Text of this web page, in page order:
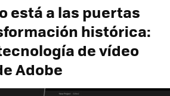
está a las puertas
histórica:
de vídeo
Adobe